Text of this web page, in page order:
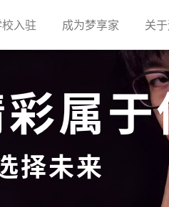
校入驻(current)成为梦享家(current)
关
属于
择未来